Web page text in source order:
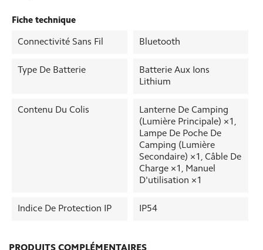
Fiche technique
Connectivité Sans Fil Bluetooth
Type De Batterie
Batterie Aux Ions
Lithium
Contenu Du Colis
Lanterne De Camping
(lumière Principale) ×1,
Lampe De Poche De
Camping (lumière
Secondaire) ×1, Câble De
Charge ×1, Manuel
D'utilisation ×1
Indice De Protection IP IP54